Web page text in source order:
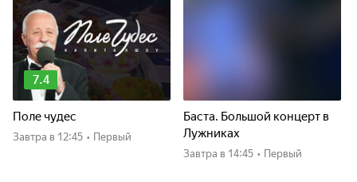
7.4
Поле чудес
Завтра в 12:45 • Первый
Баста. Большой концерт в
Лужниках
Завтра в 14:45 • Первый